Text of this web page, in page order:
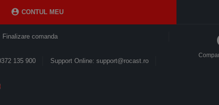
 CONTUL MEU
Finalizare comanda
Support Online: support@rocast.ro
135 900